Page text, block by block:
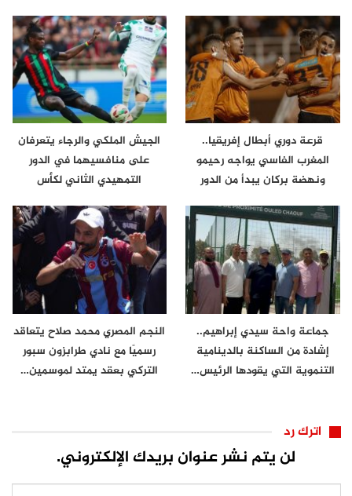
قرعة دوري أبطال إفريقيا..
المغرب الفاسي يواجه رحيمو
ونهضة بركان يبدأ من الدور
الجيش الملكي والرجاء يتعرفان
على منافسيهما في الدور
التمهيدي الثاني لكأس
جماعة واحة سيدي إبراهيم..
إشادة من الساكنة بالدينامية
التنموية التي يقودها الرئيس…
النجم المصري محمد صلاح يتعاقد
رسميًا مع نادي طرابزون سبور
التركي بعقد يمتد لموسمين…
اترك رد
لن يتم نشر عنوان بريدك الإلكتروني.